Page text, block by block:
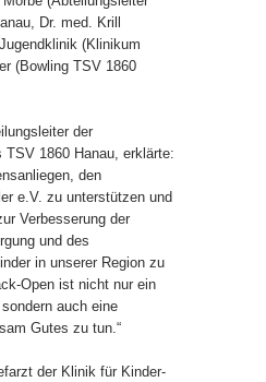
Dr. med. Krill
(Klinikum
(Bowling TSV 1860
der
TSV 1860 Hanau, erklärte:
den
e.V. zu unterstützen und
Verbesserung der
und des
in unserer Region zu
Open ist nicht nur ein
auch eine
Gutes zu tun.“
der Klinik für Kinder-